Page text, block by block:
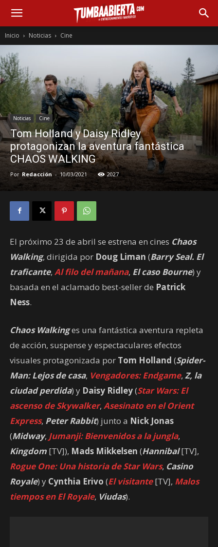
Inicio Noticias Cine
Noticias Cine
Tom Holland y Daisy Ridley
protagonizan la aventura fantástica
CHAOS WALKING
Por Redacción - 10/03/2021 2027
El próximo 23 de abril se estrena en cines Chaos
Walking, dirigida por Doug Liman (Barry Seal. El
traficante, Al filo del mañana, El caso Bourne) y
basada en el aclamado best-seller de Patrick
Ness.
Chaos Walkinges una fantástica aventura repleta
de acción, suspense y espectaculares efectos
visuales protagonizada por Tom Holland (Spider-
Man: Lejos de casa, Vengadores: Endgame, Z, la
ciudad perdida) y Daisy Ridley(Star Wars: El
ascenso de Skywalker, Asesinato en el Orient
Express, Peter Rabbit) junto a Nick Jonas
(Midway, Jumanji: Bienvenidos a la jungla,
Kingdom [TV]), Mads Mikkelsen (Hannibal [TV],
Rogue One: Una historia de Star Wars, Casino
Royale) y Cynthia Erivo (El visitante[TV], Malos
tiempos en El Royale, Viudas).